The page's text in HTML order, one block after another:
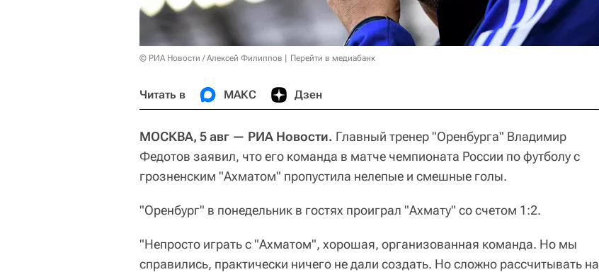
© РИА Новости / Алексей Филиппов Перейти в медиабанк
Читать в МАКС Дзен
МОСКВА, 5 авг — РИА Новости. Главный тренер "Оренбурга" Владимир
Федотов заявил, что его команда в матче чемпионата России по футболу с
грозненским "Ахматом" пропустила нелепые и смешные голы.
"Оренбург" в понедельник в гостях проиграл "Ахмату" со счетом 1:2.
"Непросто играть с "Ахматом", хорошая, организованная команда. Но мы
справились, практически ничего не дали создать. Но сложно рассчитывать на